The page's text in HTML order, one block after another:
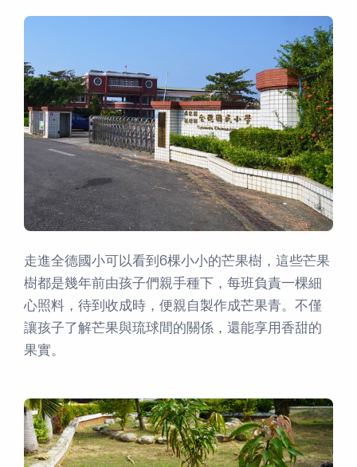
走進全德國小可以看到6棵小小的芒果樹，這些芒果
樹都是幾年前由孩子們親手種下，每班負責一棵細
心照料，待到收成時，便親自製作成芒果青。不僅
讓孩子了解芒果與琉球間的關係，還能享用香甜的
果實。